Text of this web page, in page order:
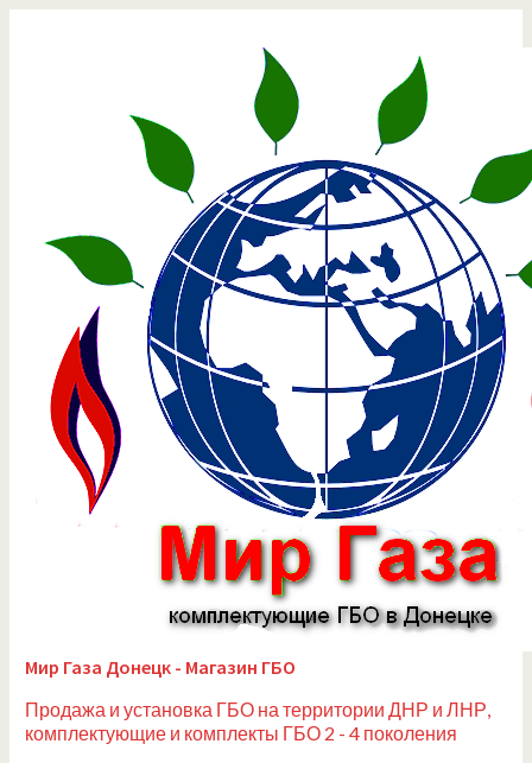
Мир Газа Донецк - Магазин ГБО
Продажа и установка ГБО на территории ДНР и ЛНР,
комплектующие и комплекты ГБО 2 - 4 поколения